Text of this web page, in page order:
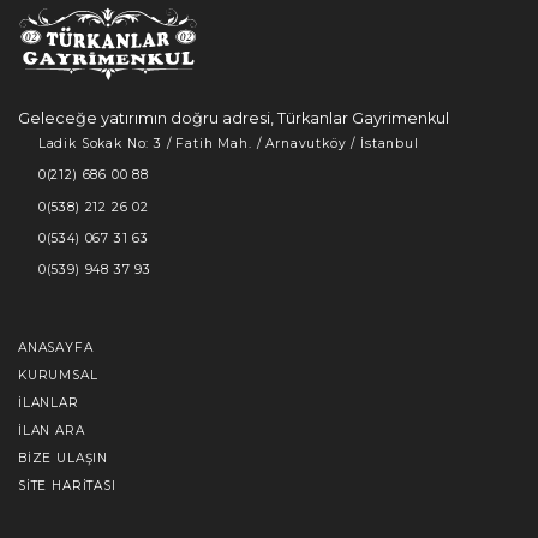
Geleceğe yatırımın doğru adresi, Türkanlar Gayrimenkul
Ladik Sokak No: 3 / Fatih Mah. / Arnavutköy / İstanbul
0(212) 686 00 88
0(538) 212 26 02
0(534) 067 31 63
0(539) 948 37 93
ANASAYFA
KURUMSAL
İLANLAR
İLAN ARA
BIZE ULAŞIN
SITE HARITASI